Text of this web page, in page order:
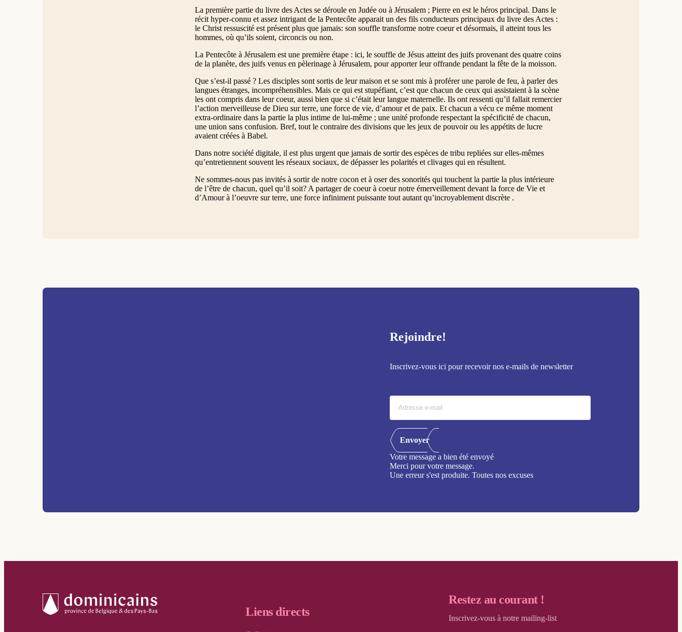
La première partie du livre des Actes se déroule en Judée ou à Jérusalem ; Pierre en est le héros principal. Dans le
récit hyper-connu et assez intrigant de la Pentecôte apparait un des fils conducteurs principaux du livre des Actes :
le Christ ressuscité est présent plus que jamais: son souffle transforme notre coeur et désormais, il atteint tous les
hommes, où qu’ils soient, circoncis ou non.
La Pentecôte à Jérusalem est une première étape : ici, le souffle de Jésus atteint des juifs provenant des quatre coins
de la planète, des juifs venus en pèlerinage à Jérusalem, pour apporter leur offrande pendant la fête de la moisson.
Que s’est-il passé ? Les disciples sont sortis de leur maison et se sont mis à proférer une parole de feu, à parler des
langues étranges, incompréhensibles. Mais ce qui est stupéfiant, c’est que chacun de ceux qui assistaient à la scène
les ont compris dans leur coeur, aussi bien que si c’était leur langue maternelle. Ils ont ressenti qu’il fallait remercier
l’action merveilleuse de Dieu sur terre, une force de vie, d’amour et de paix. Et chacun a vécu ce même moment
extra-ordinaire dans la partie la plus intime de lui-même ; une unité profonde respectant la spécificité de chacun,
une union sans confusion. Bref, tout le contraire des divisions que les jeux de pouvoir ou les appétits de lucre
avaient créées à Babel.
Dans notre société digitale, il est plus urgent que jamais de sortir des espèces de tribu repliées sur elles-mêmes
qu’entretiennent souvent les réseaux sociaux, de dépasser les polarités et clivages qui en résultent.
Ne sommes-nous pas invités à sortir de notre cocon et à oser des sonorités qui touchent la partie la plus intérieure
de l’être de chacun, quel qu’il soit? A partager de coeur à coeur notre émerveillement devant la force de Vie et
d’Amour à l’oeuvre sur terre, une force infiniment puissante tout autant qu’incroyablement discrète .
Rejoindre!
Inscrivez-vous ici pour recevoir nos e-mails de newsletter
Envoyer
Votre message a bien été envoyé
Merci pour votre message.
Une erreur s'est produite. Toutes nos excuses
Liens directs
Restez au courant !
Inscrivez-vous à notre mailing-list